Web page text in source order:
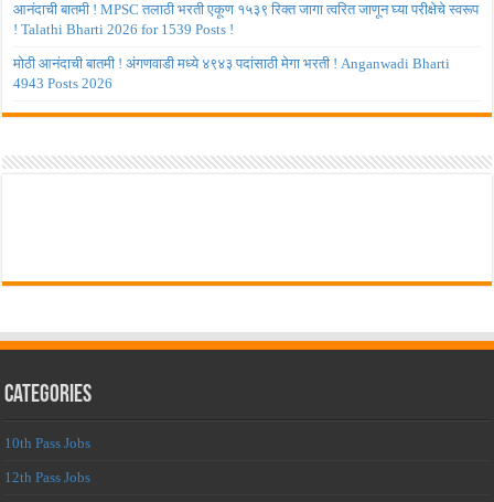
आनंदाची बातमी ! MPSC तलाठी भरती एकूण १५३९ रिक्त जागा त्वरित जाणून घ्या परीक्षेचे स्वरूप
! Talathi Bharti 2026 for 1539 Posts !
मोठी आनंदाची बातमी ! अंगणवाडी मध्ये ४९४३ पदांसाठी मेगा भरती ! Anganwadi Bharti
4943 Posts 2026
Categories
10th Pass Jobs
12th Pass Jobs